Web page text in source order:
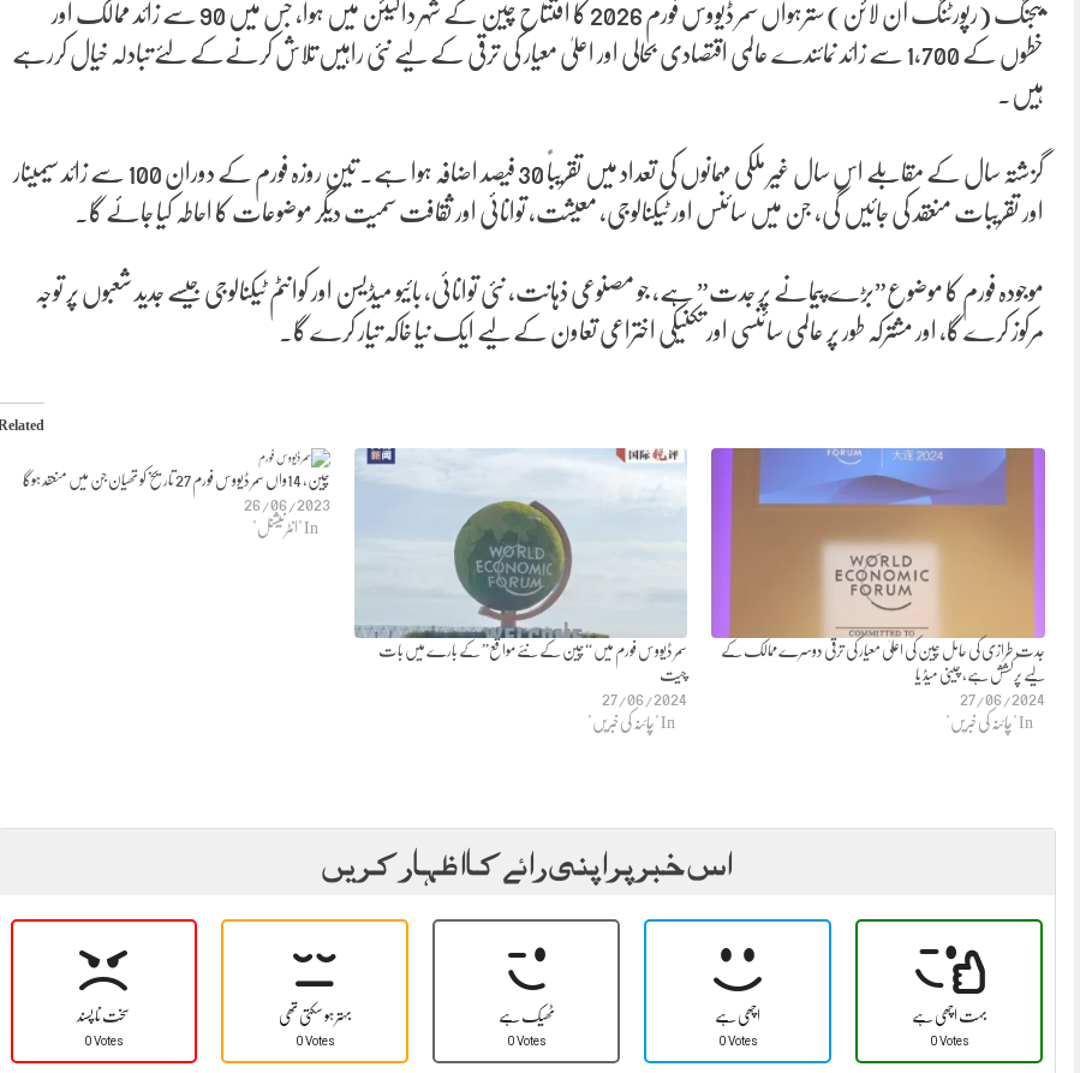
بیجنگ (رپورٹنگ آن لائن) سترہواں سمر ڈیووس فورم 2026 کا افتتاح چین کے شہر دالیئن میں ہوا، جس میں 90 سے زائد ممالک اور
خطوں کے 1,700 سے زائد نمائندے عالمی اقتصادی بحالی اور اعلیٰ معیار کی ترقی کے لیے نئی راہیں تلاش کرنےکے لئے تبادلہ خیال کررہے
ہیں۔
گزشتہ سال کے مقابلے اس سال غیر ملکی مہمانوں کی تعداد میں تقریباً 30 فیصد اضافہ ہوا ہے۔ تین روزہ فورم کے دوران 100 سے زائد سیمینار
اور تقریبات منعقد کی جائیں گی، جن میں سائنس اور ٹیکنالوجی، معیشت، توانائی اور ثقافت سمیت دیگر موضوعات کا احاطہ کیا جائے گا۔
موجودہ فورم کا موضوع”بڑے پیمانے پر جدت” ہے، جو مصنوعی ذہانت، نئی توانائی، بائیو میڈیسن اور کوانٹم ٹیکنالوجی جیسے جدید شعبوں پر توجہ
مرکوز کرے گا، اور مشترکہ طور پر عالمی سائنسی اور تکنیکی اختراعی تعاون کے لیے ایک نیا خاکہ تیار کرے گا۔
Related
چین، 14واں سمر ڈیووس فورم 27 تاریخ کو تھیان جن میں منعقد ہوگا
26/06/2023
In "انٹرنیشنل"
سمر ڈیووس فورم میں “چین کے نئے مواقع” کے بارے میں بات
چیت
27/06/2024
In "چائنہ کی خبریں"
جدت طرازی کی حامل چین کی اعلیٰ معیار کی ترقی دوسرے ممالک کے
لیے پرکشش ہے، چینی میڈ یا
27/06/2024
In "چائنہ کی خبریں"
اس خبر پر اپنی رائے کا اظہار کریں
سخت نا پسند
0 Votes
بہتر ہو سکتی تھی
0 Votes
ٹھیک ہے
0 Votes
اچھی ہے
0 Votes
بہت اچھی ہے
0 Votes